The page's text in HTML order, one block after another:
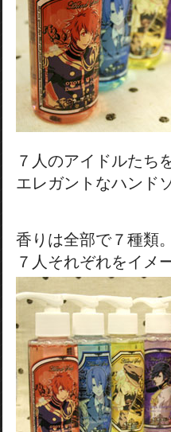
７人のアイドルたち
エレガントなハンド
香りは全部で７種類。
７人それぞれをイメ